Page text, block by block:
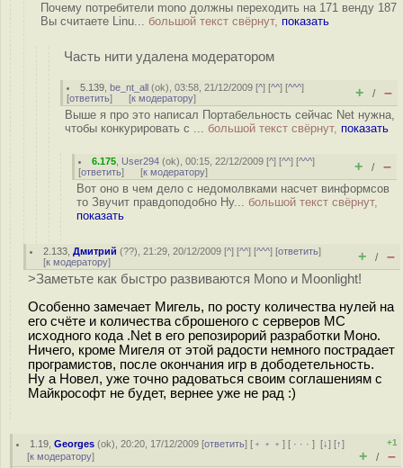
Почему потребители mono должны переходить на 171 венду 187
Вы считаете Linu... большой текст свёрнут, показать
Часть нити удалена модератором
5.139 ,be_nt_all (ok), 03:58, 21/12/2009 [^] [^^] [^^^]
[ответить] [к модератору] + / –
Выше я про это написал Портабельность сейчас Net нужна,
чтобы конкурировать с ... большой текст свёрнут, показать
6.175 User294 (ok), 00:15, 22/12/2009 [^] [^^] [^^^]
[ответить] [к модератору] + / –
Вот оно в чем дело с недомолвками насчет винформсов
то Звучит правдоподобно Ну... большой текст свёрнут,
показать
2.133 ,Дмитрий (??), 21:29, 20/12/2009 [^] [^^] [^^^] [ответить]
[к модератору] + / –
>Заметьте как быстро развиваются Mono и Moonlight!
Особенно замечает Мигель, по росту количества нулей на
его счёте и количества сброшеного с серверов МС
исходного кода .Net в его репозирорий разработки Моно.
Ничего, кроме Мигеля от этой радости немного пострадает
програмистов, после окончания игр в дободетельность.
Ну а Новел, уже точно радоваться своим соглашениям с
Майкрософт не будет, вернее уже не рад :)
1.19 ,Georges (ok), 20:20, 17/12/2009 [ответить] [ ﹢﹢﹢] [ · · ·][↓] [↑]
[к модератору]
+1
+ / –